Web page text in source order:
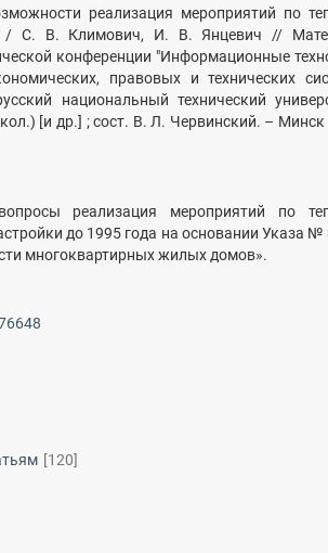
реализация мероприятий по
/ С. В. Климович, И. В. Янцевич //
конференции "Информационные
правовых и технических
национальный технический
[и др.] ; сост. В. Л. Червинский. – Минск
реализация мероприятий по
до 1995 года на основании Указа №
многоквартирных жилых домов».
[120]